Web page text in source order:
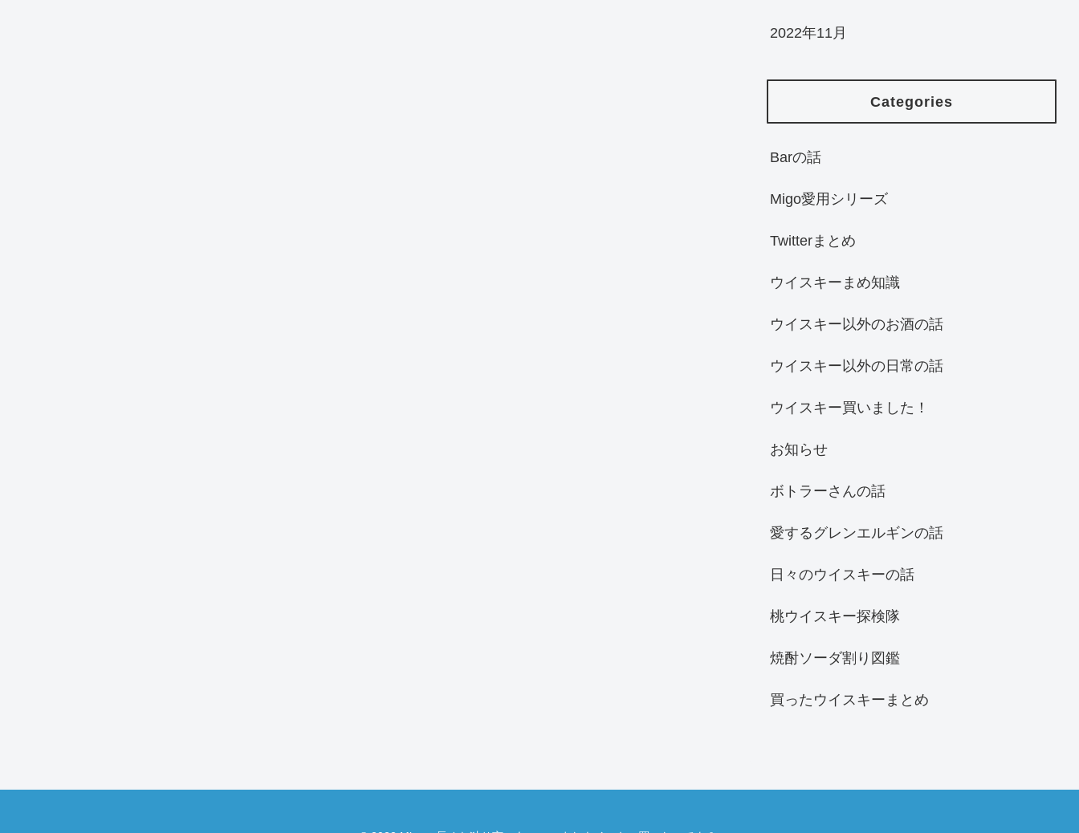
2022年11月
Categories
Barの話
Migo愛用シリーズ
Twitterまとめ
ウイスキーまめ知識
ウイスキー以外のお酒の話
ウイスキー以外の日常の話
ウイスキー買いました！
お知らせ
ボトラーさんの話
愛するグレンエルギンの話
日々のウイスキーの話
桃ウイスキー探検隊
焼酎ソーダ割り図鑑
買ったウイスキーまとめ